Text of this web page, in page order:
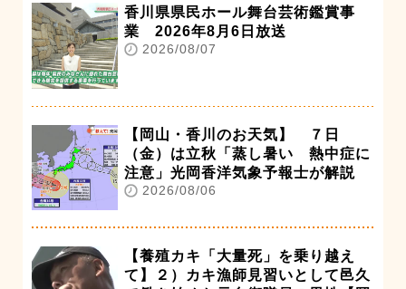
香川県県民ホール舞台芸術鑑賞事
業 2026年8月6日放送
2026/08/07
【岡山・香川のお天気】 ７日
（金）は立秋「蒸し暑い 熱中症に
注意」光岡香洋気象予報士が解説
2026/08/06
【養殖カキ「大量死」を乗り越え
て】２）カキ漁師見習いとして邑久